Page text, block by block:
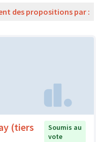
des propositions par :
(tiers
Soumis au
vote